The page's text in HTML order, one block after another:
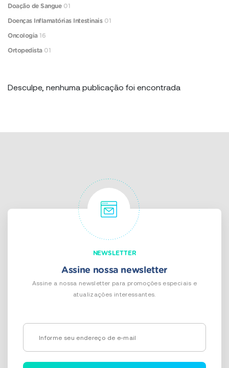
Desculpe, nenhuma publicação foi encontrada
Doação de Sangue 01
Doenças Inflamatórias Intestinais 01
Oncologia16
Ortopedista 01
NEWSLETTER
Assine nossa newsletter
Assine a nossa newsletter para promoções especiais e
atualizações interessantes.